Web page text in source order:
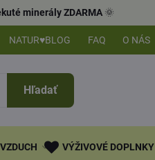
minerály ZDARMA🌞
NATUR♥BLOG FAQ O NÁS
Hľadať
VÝŽIVOVÉ DOPLNKY